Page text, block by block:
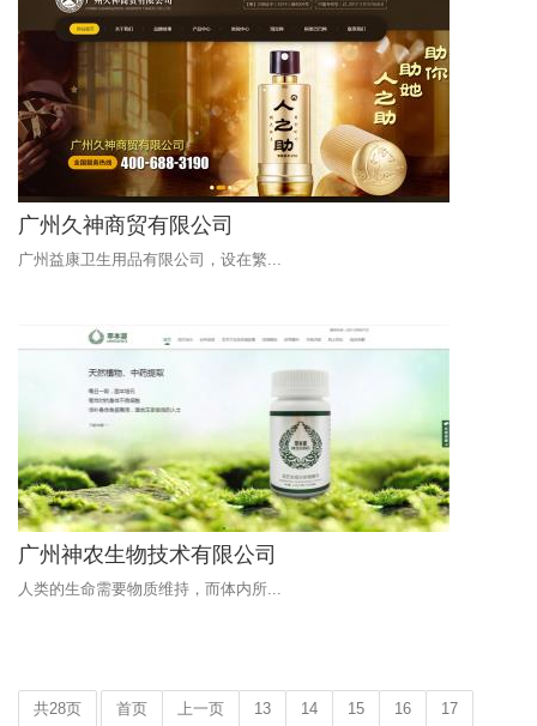
广州久神商贸有限公司
广州益康卫生用品有限公司，设在繁...
广州神农生物技术有限公司
人类的生命需要物质维持，而体内所...
共28页 首页 上一页 13 14 15 16 17